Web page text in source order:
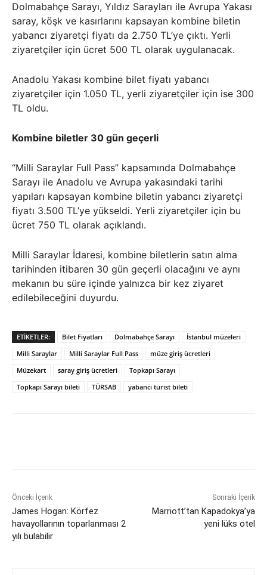
Dolmabahçe Sarayı, Yıldız Sarayları ile Avrupa Yakası
saray, köşk ve kasırlarını kapsayan kombine biletin
yabancı ziyaretçi fiyatı da 2.750 TL’ye çıktı. Yerli
ziyaretçiler için ücret 500 TL olarak uygulanacak.
Anadolu Yakası kombine bilet fiyatı yabancı
ziyaretçiler için 1.050 TL, yerli ziyaretçiler için ise 300
TL oldu.
Kombine biletler 30 gün geçerli
“Milli Saraylar Full Pass” kapsamında Dolmabahçe
Sarayı ile Anadolu ve Avrupa yakasındaki tarihi
yapıları kapsayan kombine biletin yabancı ziyaretçi
fiyatı 3.500 TL’ye yükseldi. Yerli ziyaretçiler için bu
ücret 750 TL olarak açıklandı.
Milli Saraylar İdaresi, kombine biletlerin satın alma
tarihinden itibaren 30 gün geçerli olacağını ve aynı
mekanın bu süre içinde yalnızca bir kez ziyaret
edilebileceğini duyurdu.
ETIKETLER: Bilet Fiyatları Dolmabahçe Sarayı
İstanbul müzeleri
Milli Saraylar
Milli Saraylar Full Pass
müze giriş ücretleri
Müzekart
saray giriş ücretleri
Topkapı Sarayı
Topkapı Sarayı bileti
TÜRSAB yabancı turist bileti
Önceki İçerik
James Hogan: Körfez
havayollarının toparlanması 2
yılı bulabilir
Sonraki İçerik
Marriott’tan Kapadokya’ya
yeni lüks otel